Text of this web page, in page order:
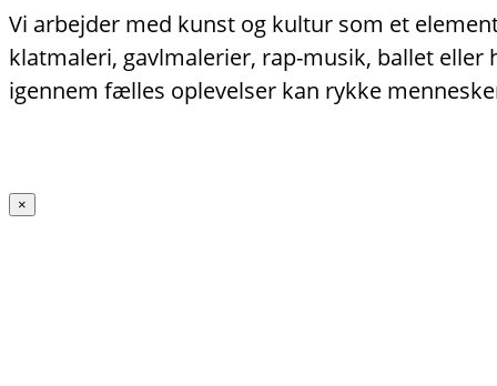
Vi arbejder med kunst og kultur som et
klatmaleri, gavlmalerier, rap-musik, ballet
igennem fælles oplevelser kan rykke
×